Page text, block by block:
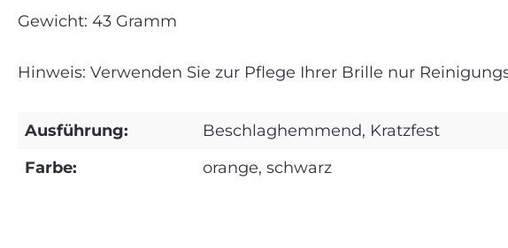
Gewicht: 43 Gramm
Hinweis: Verwenden Sie zur Pflege Ihrer Brille nur
Ausführung:
Beschlaghemmend, Kratzfest
Farbe:
orange, schwarz